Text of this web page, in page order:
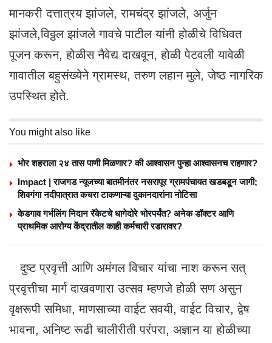
मानकरी दत्तात्रय झांजले, रामचंद्र झांजले, अर्जुन
झांजले,विठ्ठल झांजले गावचे पाटील यांनी होळीचे विधिवत
पूजन करून, होळीस नैवेद्य दाखवून, होळी पेटवली यावेळी
गावातील बहुसंख्येने ग्रामस्थ, तरुण लहान मुले, जेष्ठ नागरिक
उपस्थित होते.
You might also like
भोर शहराला २४ तास पाणी मिळणार? की आश्वासन पुन्हा आश्वासनच राहणार?
Impact | राजगड न्यूजच्या बातमीनंतर नसरापूर ग्रामपंचायत खडबडून जागी;
शिवगंगा नदीपात्रात कचरा टाकणाऱ्या दुकानदारांना नोटिसा
केडगाव गर्भलिंग निदान रॅकेटचे धागेदोरे भोरपर्यंत? अनेक डॉक्टर आणि
प्राथमिक आरोग्य केंद्रातील काही कर्मचारी रडारावर?
दुष्ट प्रवृत्ती आणि अमंगल विचार यांचा नाश करून सत्
प्रवृत्तीचा मार्ग दाखवणारा उत्सव म्हणजे होळी सण असुन
वृक्षरूपी समिधा, माणसाच्या वाईट सवयी, वाईट विचार, द्वेष
भावना, अनिष्ट रूढी चालीरीती परंपरा, अज्ञान या होळीच्या